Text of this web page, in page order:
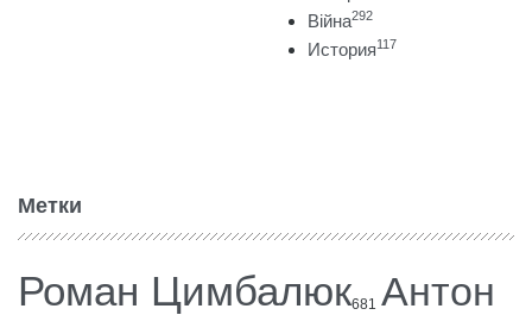
Війна292
История117
Метки
Роман Цимбалюк681 Антон